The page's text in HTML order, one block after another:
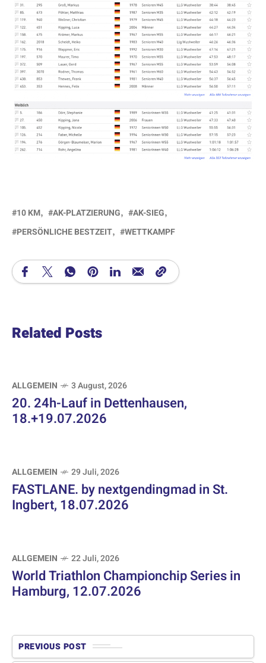
10 KM AK-PLATZIERUNG
AK-SIEG
PERSÖNLICHE BESTZEIT
WETTKAMPF
Related Posts
ALLGEMEIN 3 August, 2026
20. 24h-Lauf in Dettenhausen,
18.+19.07.2026
ALLGEMEIN 29 Juli, 2026
FASTLANE. by nextgendingmad in St.
Ingbert, 18.07.2026
ALLGEMEIN 22 Juli, 2026
World Triathlon Championchip Series in
Hamburg, 12.07.2026
PREVIOUS POST